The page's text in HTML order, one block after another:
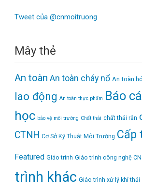
Tweet của @cnmoitruong
Mây thẻ
An toàn An toàn cháy nổ An toàn
lao động An toàn thực phẩm Báo
học bảo vệ môi trường Chất thải chất thải rắn
CTNH Cơ Sở Kỹ Thuật Môi Trường Cấp
Featured Giáo trình Giáo trình công nghệ
trình khác Giáo trình xử lý khí thải